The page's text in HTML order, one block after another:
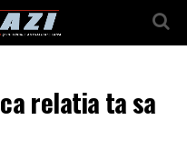
relatia ta sa